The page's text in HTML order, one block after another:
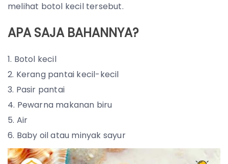
melihat botol kecil tersebut.
APA SAJA BAHANNYA?
Botol kecil
Kerang pantai kecil-kecil
Pasir pantai
Pewarna makanan biru
Air
Baby oil atau minyak sayur